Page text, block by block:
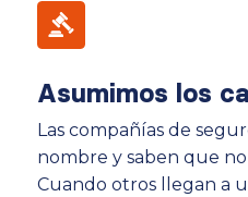
Asumimos los
Las compañías de
nombre y saben que no
Cuando otros llegan a